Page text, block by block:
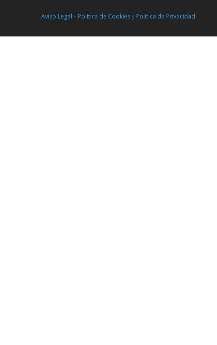
Aviso Legal – Política de Cookiesy Política de Privacidad